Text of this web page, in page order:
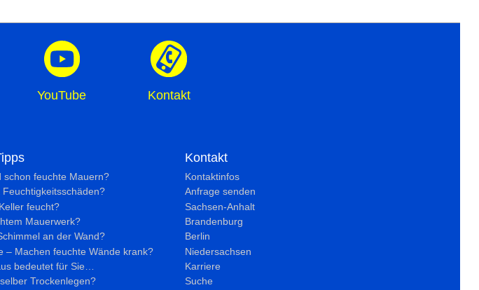
YouTube Kontakt
schon feuchte Mauern?
feucht?
Mauerwerk?
an der Wand?
– Machen feuchte Wände krank?
bedeutet für Sie…
Trockenlegen?
Kontakt
Kontaktinfos
Anfrage senden
Sachsen-Anhalt
Brandenburg
Berlin
Niedersachsen
Karriere
Suche